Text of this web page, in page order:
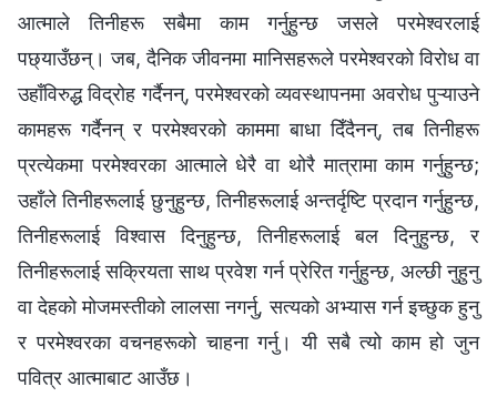
आत्माले तिनीहरू सबैमा काम गर्नुहुन्छ जसले परमेश्‍वरलाई
पछ्याउँछन्। जब, दैनिक जीवनमा मानिसहरूले परमेश्‍वरको विरोध वा
उहाँविरुद्ध विद्रोह गर्दैनन्, परमेश्‍वरको व्यवस्थापनमा अवरोध पुऱ्याउने
कामहरू गर्दैनन् र परमेश्‍वरको काममा बाधा दिँदैनन्, तब तिनीहरू
प्रत्येकमा परमेश्‍वरका आत्माले धेरै वा थोरै मात्रामा काम गर्नुहुन्छ;
उहाँले तिनीहरूलाई छुनुहुन्छ, तिनीहरूलाई अन्तर्दृष्टि प्रदान गर्नुहुन्छ,
तिनीहरूलाई विश्‍वास दिनुहुन्छ, तिनीहरूलाई बल दिनुहुन्छ, र
तिनीहरूलाई सक्रियता साथ प्रवेश गर्न प्रेरित गर्नुहुन्छ, अल्छी नुहुनु
वा देहको मोजमस्तीको लालसा नगर्नु, सत्यको अभ्यास गर्न इच्छुक हुनु
र परमेश्‍वरका वचनहरूको चाहना गर्नु। यी सबै त्यो काम हो जुन
पवित्र आत्माबाट आउँछ।